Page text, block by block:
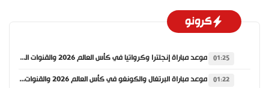
كرونو
01:25 موعد مباراة إنجلترا وكرواتيا في كأس العالم 2026 والقنوات الناقلة
01:22 موعد مباراة البرتغال والكونغو في كأس العالم 2026 والقنوات الناقلة